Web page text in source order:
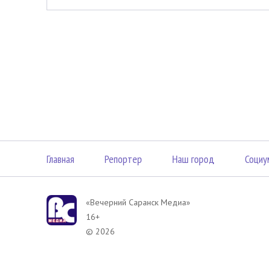
Главная Репортер Наш город
«Вечерний Саранск Mедиа»
16+
© 2026